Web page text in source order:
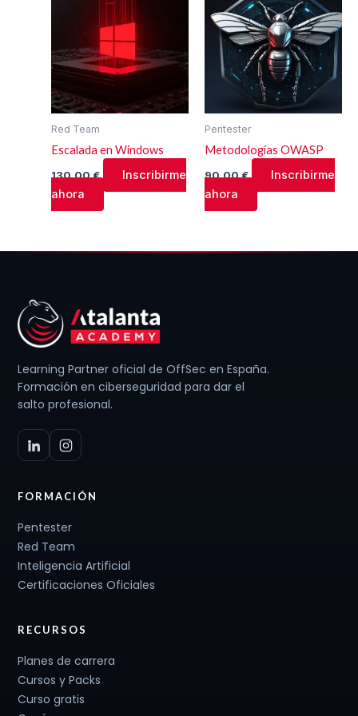
Red Team
Escalada en Windows
130,00€
Inscribirme
ahora
Pentester
Metodologías OWASP
90,00€
Inscribirme
ahora
Learning Partner oficial de OffSec en España.
Formación en ciberseguridad para dar el
salto profesional.
FORMACIÓN
Pentester
Red Team
Inteligencia Artificial
Certificaciones Oficiales
RECURSOS
Planes de carrera
Cursos y Packs
Curso gratis